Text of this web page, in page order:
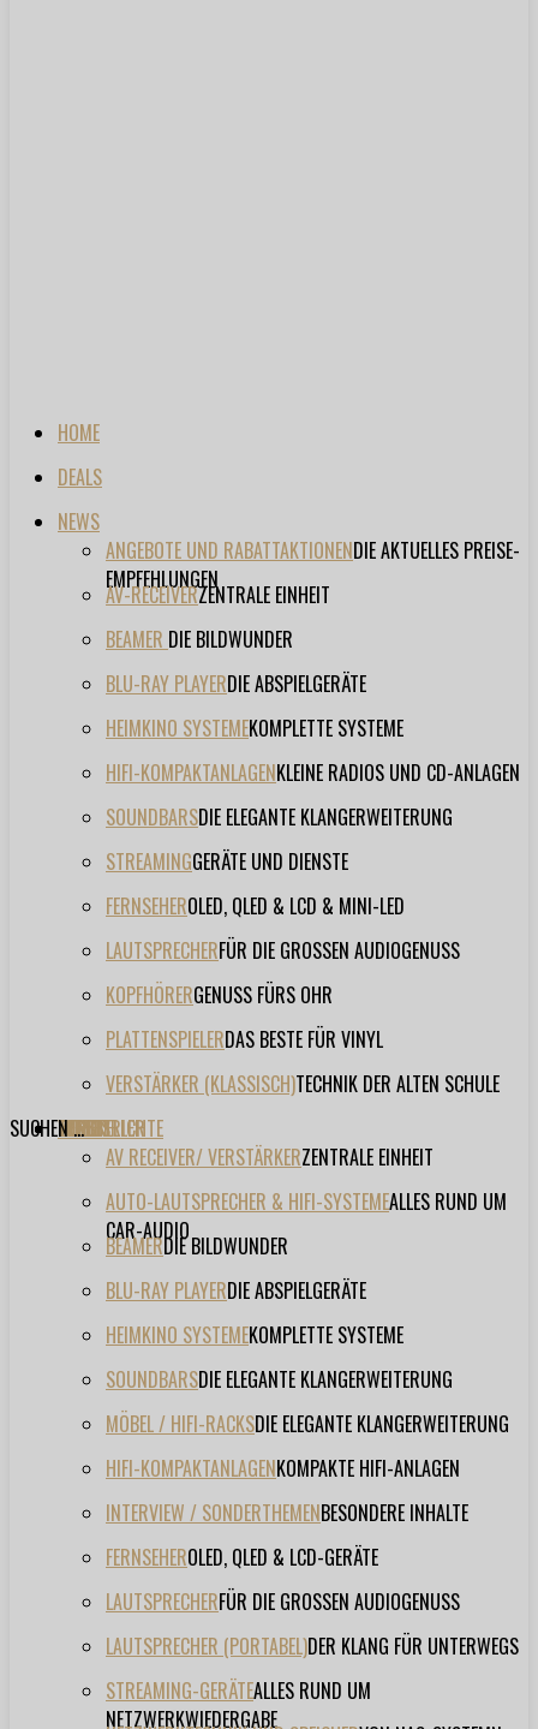
HOME
DEALS
NEWS
ANGEBOTE UND RABATTAKTIONENDIE AKTUELLES PREISE-
EMPFEHLUNGEN
AV-RECEIVERZENTRALE EINHEIT
BEAMER DIE BILDWUNDER
BLU-RAY PLAYERDIE ABSPIELGERÄTE
HEIMKINO SYSTEMEKOMPLETTE SYSTEME
HIFI-KOMPAKTANLAGENKLEINE RADIOS UND CD-ANLAGEN
SOUNDBARSDIE ELEGANTE KLANGERWEITERUNG
STREAMINGGERÄTE UND DIENSTE
FERNSEHEROLED, QLED & LCD & MINI-LED
LAUTSPRECHERFÜR DIE GROSSEN AUDIOGENUSS
KOPFHÖRERGENUSS FÜRS OHR
PLATTENSPIELERDAS BESTE FÜR VINYL
VERSTÄRKER (KLASSISCH)TECHNIK DER ALTEN SCHULE
TESTBERICHTE
AV RECEIVER/ VERSTÄRKERZENTRALE EINHEIT
AUTO-LAUTSPRECHER & HIFI-SYSTEMEALLES RUND UM
CAR-AUDIO
BEAMERDIE BILDWUNDER
BLU-RAY PLAYERDIE ABSPIELGERÄTE
HEIMKINO SYSTEMEKOMPLETTE SYSTEME
SOUNDBARSDIE ELEGANTE KLANGERWEITERUNG
MÖBEL / HIFI-RACKSDIE ELEGANTE KLANGERWEITERUNG
HIFI-KOMPAKTANLAGENKOMPAKTE HIFI-ANLAGEN
INTERVIEW / SONDERTHEMENBESONDERE INHALTE
FERNSEHEROLED, QLED & LCD-GERÄTE
LAUTSPRECHERFÜR DIE GROSSEN AUDIOGENUSS
LAUTSPRECHER (PORTABEL)DER KLANG FÜR UNTERWEGS
STREAMING-GERÄTEALLES RUND UM
NETZWERKWIEDERGABE
FORUM
FILME
VIDEOS
HERSTELLER
EVENT
SUCHEN ...